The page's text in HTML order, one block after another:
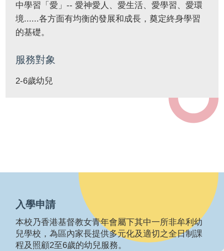
中學習「愛」-- 愛神愛人、愛生活、愛學習、愛環
境......各方面有均衡的發展和成長，奠定終身學習
的基礎。
服務對象
2-6歲幼兒
入學申請
本校乃香港基督教女青年會屬下其中一所非牟利幼
兒學校，為區內家長提供多元化及適切之全日制課
程及照顧2至6歲的幼兒服務。